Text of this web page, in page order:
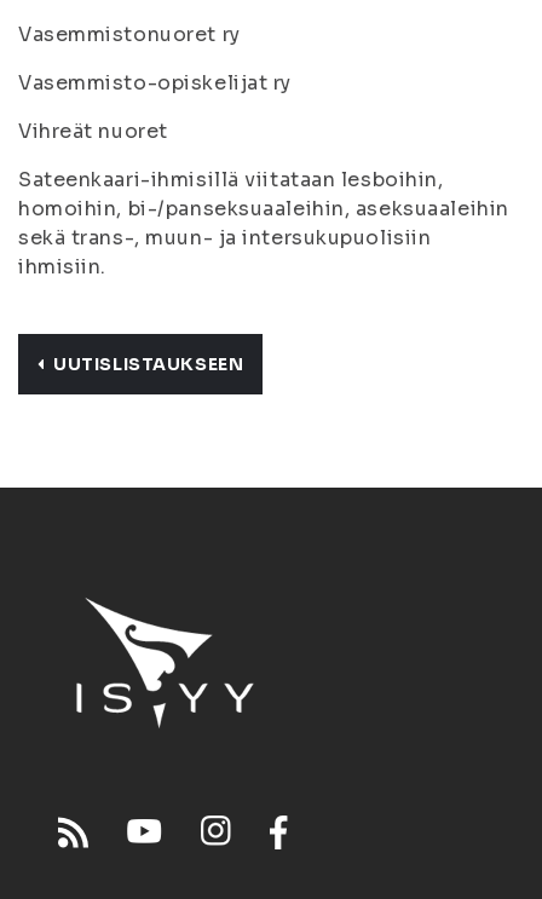
Vasemmistonuoret ry
Vasemmisto-opiskelijat ry
Vihreät nuoret
Sateenkaari-ihmisillä viitataan lesboihin,
homoihin, bi-/panseksuaaleihin, aseksuaaleihin
sekä trans-, muun- ja intersukupuolisiin
ihmisiin.
UUTISLISTAUKSEEN